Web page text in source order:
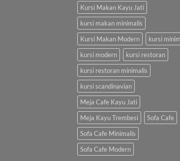
Kursi Makan Kayu Jati
kursi makan minimalis
Kursi Makan Modern
kursi
kursi modern
kursi restoran
kursi restoran minimalis
kursi scandinavian
Meja Cafe Kayu Jati
Meja Kayu Trembesi
Sofa Cafe
Sofa Cafe Minimalis
Sofa Cafe Modern